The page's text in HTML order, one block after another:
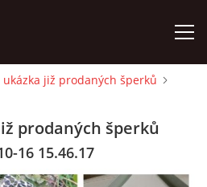
ukázka již prodaných šperků
prodaných šperků
16 15.46.17